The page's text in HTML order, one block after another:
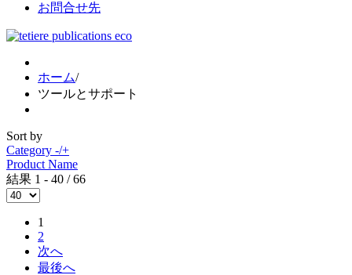
お問合せ先
ホーム/
ツールとサポート
Sort by
Category -/+
Product Name
結果 1 - 40 / 66
1
2
次へ
最後へ